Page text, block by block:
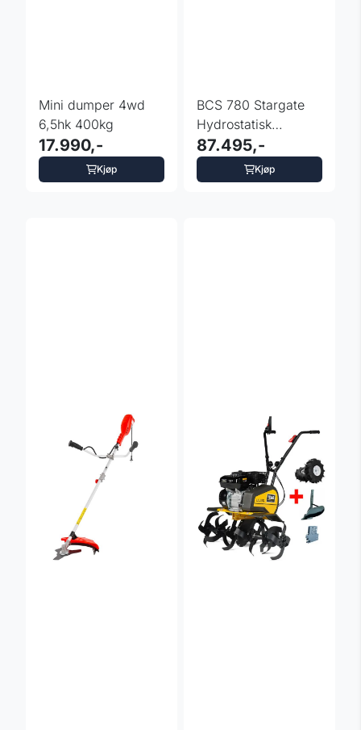
Mini dumper 4wd
6,5hk 400kg
17.990,-
Kjøp
BCS 780 Stargate
Hydrostatisk
PowerSafe
Tohjulstraktor
87.495,-
Kjøp